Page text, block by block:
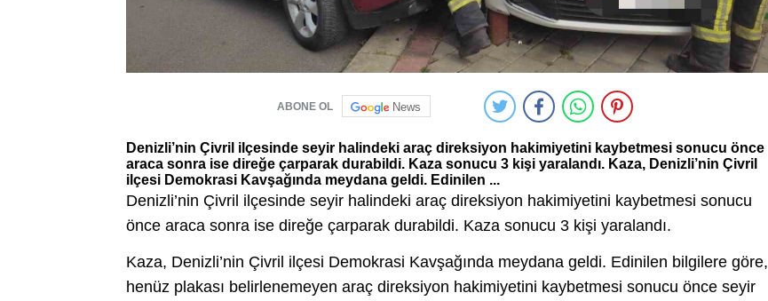
ABONE OL News
Denizli’nin Çivril ilçesinde seyir halindeki araç direksiyon hakimiyetini kaybetmesi sonucu önce
araca sonra ise direğe çarparak durabildi. Kaza sonucu 3 kişi yaralandı. Kaza, Denizli’nin Çivril
ilçesi Demokrasi Kavşağında meydana geldi. Edinilen ...
Denizli’nin Çivril ilçesinde seyir halindeki araç direksiyon hakimiyetini kaybetmesi sonucu
önce araca sonra ise direğe çarparak durabildi. Kaza sonucu 3 kişi yaralandı.
Kaza, Denizli’nin Çivril ilçesi Demokrasi Kavşağında meydana geldi. Edinilen bilgilere göre,
henüz plakası belirlenemeyen araç direksiyon hakimiyetini kaybetmesi sonucu önce seyir